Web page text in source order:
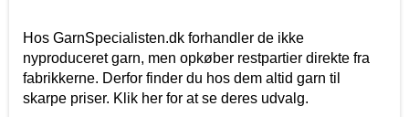
Hos GarnSpecialisten.dk forhandler de ikke
nyproduceret garn, men opkøber restpartier direkte fra
fabrikkerne. Derfor finder du hos dem altid garn til
skarpe priser. Klik her for at se deres udvalg.